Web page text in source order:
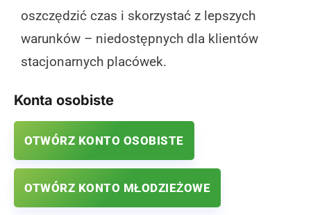
oszczędzić czas i skorzystać z lepszych
warunków – niedostępnych dla klientów
stacjonarnych placówek.
Konta osobiste
OTWÓRZ KONTO OSOBISTE
OTWÓRZ KONTO MŁODZIEŻOWE